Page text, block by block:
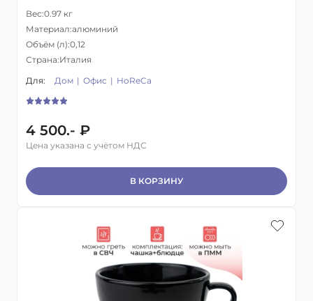
Вес:0.97 кг
Материал:алюминий
Объём (л):0,12
Страна:Италия
Для:
Дом Офис HoReCa
4 500.- ₽
Цена указана с учётом НДС
В КОРЗИНУ